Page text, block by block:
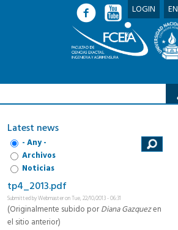
LOGIN EN
Latest news
- Any -
Archivos
Noticias
tp4_2013.pdf
Submitted byWebmasteron Tue, 22/10/2013 - 06:31
(Originalmente subido porDiana Gazquezen
el sitio anterior)